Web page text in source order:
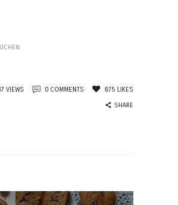
VIEWS 0 COMMENTS 875 LIKES
SHARE